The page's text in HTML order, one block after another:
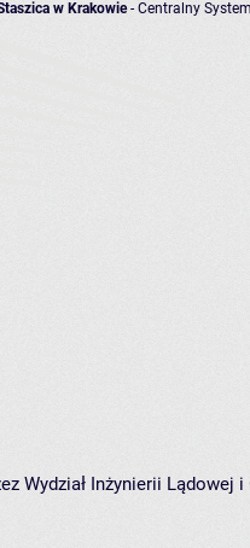
w Krakowie- Centralny
Wydział Inżynierii Lądowej